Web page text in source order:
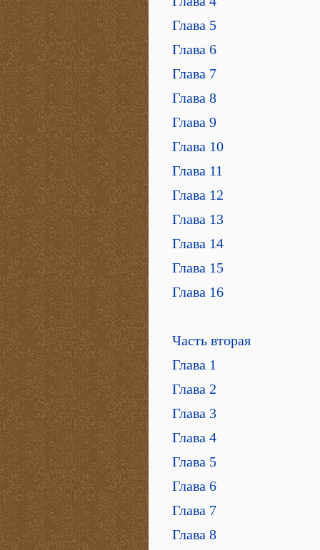
Глава 5
Глава 6
Глава 7
Глава 8
Глава 9
Глава 10
Глава 11
Глава 12
Глава 13
Глава 14
Глава 15
Глава 16
Часть вторая
Глава 1
Глава 2
Глава 3
Глава 4
Глава 5
Глава 6
Глава 7
Глава 8